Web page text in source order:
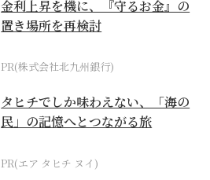
金利上昇を機に、『守るお金』の
置き場所を再検討
PR(株式会社北九州銀行)
タヒチでしか味わえない、「海の
民」の記憶へとつながる旅
PR(エア タヒチ ヌイ)